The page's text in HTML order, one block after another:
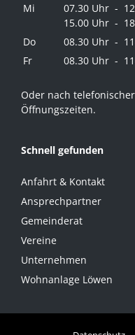
Mi
07.30 Uhr -
15.00 Uhr -
Do
08.30 Uhr -
Fr
08.30 Uhr -
Oder nach
Öffnungszeiten.
Schnell gefunden
Anfahrt & Kontakt
Ansprechpartner
Gemeinderat
Vereine
Unternehmen
Wohnanlage Löwen